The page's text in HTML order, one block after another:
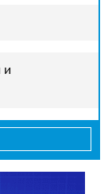
и